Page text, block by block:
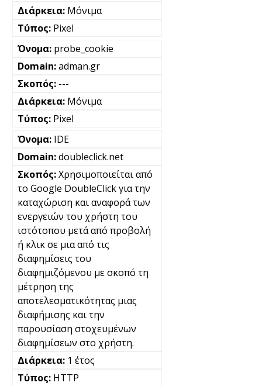
Μόνιμα
Pixel
probe_cookie
adman.gr
---
Μόνιμα
Pixel
IDE
doubleclick.net
Χρησιμοποιείται από
το Google DoubleClick για την
καταχώριση και αναφορά των
ενεργειών του χρήστη του
ιστότοπου μετά από προβολή
ή κλικ σε μια από τις
διαφημίσεις του
διαφημιζόμενου με σκοπό τη
μέτρηση της
αποτελεσματικότητας μιας
διαφήμισης και την
παρουσίαση στοχευμένων
διαφημίσεων στο χρήστη.
1 έτος
HTTP